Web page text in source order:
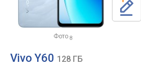
Фото 8
Vivo Y60 128 ГБ